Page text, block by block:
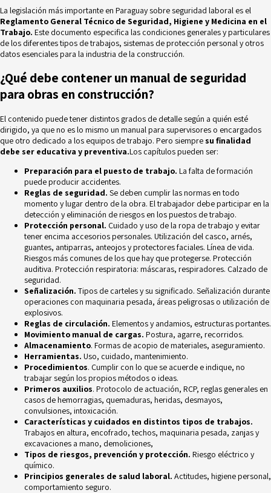
La legislación más importante en Paraguay sobre seguridad laboral es el
Reglamento General Técnico de Seguridad, Higiene y Medicina en el
Trabajo. Este documento especifica las condiciones generales y particulares
de los diferentes tipos de trabajos, sistemas de protección personal y otros
datos esenciales para la industria de la construcción.
¿Qué debe contener un manual de seguridad
para obras en construcción?
El contenido puede tener distintos grados de detalle según a quién esté
dirigido, ya que no es lo mismo un manual para supervisores o encargados
que otro dedicado a los equipos de trabajo. Pero siempre su finalidad
debe ser educativa y preventiva.Los capítulos pueden ser:
Preparación para el puesto de trabajo. La falta de formación
puede producir accidentes.
Reglas de seguridad. Se deben cumplir las normas en todo
momento y lugar dentro de la obra. El trabajador debe participar en la
detección y eliminación de riesgos en los puestos de trabajo.
Protección personal. Cuidado y uso de la ropa de trabajo y evitar
tener encima accesorios personales. Utilización del casco, arnés,
guantes, antiparras, anteojos y protectores faciales. Línea de vida.
Riesgos más comunes de los que hay que protegerse. Protección
auditiva. Protección respiratoria: máscaras, respiradores. Calzado de
seguridad.
Señalización. Tipos de carteles y su significado. Señalización durante
operaciones con maquinaria pesada, áreas peligrosas o utilización de
explosivos.
Reglas de circulación. Elementos y andamios, estructuras portantes.
Movimiento manual de cargas. Postura, agarre, recorridos.
Almacenamiento. Formas de acopio de materiales, aseguramiento.
Herramientas. Uso, cuidado, mantenimiento.
Procedimientos. Cumplir con lo que se acuerde e indique, no
trabajar según los propios métodos o ideas.
Primeros auxilios. Protocolo de actuación, RCP, reglas generales en
casos de hemorragias, quemaduras, heridas, desmayos,
convulsiones, intoxicación.
Características y cuidados en distintos tipos de trabajos.
Trabajos en altura, encofrado, techos, maquinaria pesada, zanjas y
excavaciones a mano, demoliciones,
Tipos de riesgos, prevención y protección. Riesgo eléctrico y
químico.
Principios generales de salud laboral. Actitudes, higiene personal,
comportamiento seguro.